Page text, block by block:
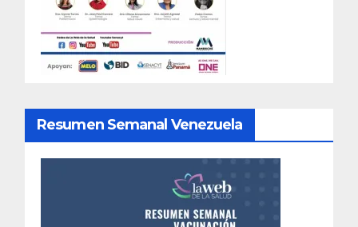
Resumen Semanal Venezuela